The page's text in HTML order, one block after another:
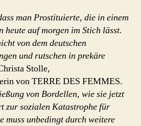
man Prostituierte, die in einem
auf morgen im Stich lässt.
von dem deutschen
und rutschen in prekäre
Stolle,
von TERRE DES FEMMES.
von Bordellen, wie sie jetzt
zur sozialen Katastrophe für
muss unbedingt durch weitere